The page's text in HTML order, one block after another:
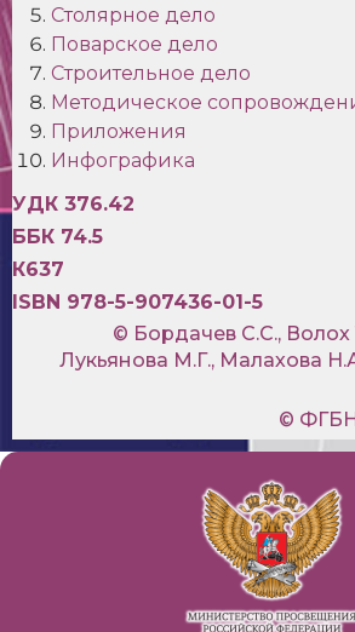
Столярное дело
Поварское дело
Строительное дело
Методическое
Приложения
Инфографика
УДК 376.42
ББК 74.5
К637
ISBN 978-5-907436-01-5
© Бордачев С.С., Волох
Лукьянова М.Г., Малахова
©